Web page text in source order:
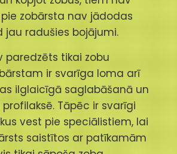
zobārsta nav jādodas
jau radušies bojājumi.
paredzēts tikai zobu
ir svarīga loma arī
ilglaicīgā saglabāšanā un
Tāpēc ir svarīgi
vest pie speciālistiem, lai
saistītos ar patīkamām